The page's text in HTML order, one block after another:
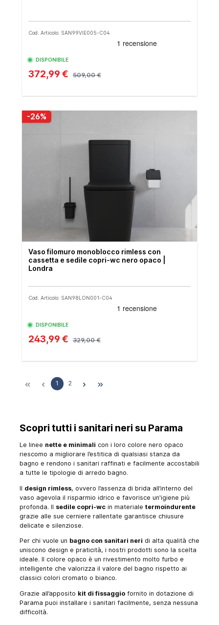
Cod. Articolo: SAN99VIE005-C04
DISPONIBILE
372,99 € 509,00 €
-26%
Vaso filomuro monoblocco rimless con
cassetta e sedile copri-wc nero opaco |
Londra
Cod. Articolo: SAN98LON001-C04
DISPONIBILE
243,99 € 329,00 €
1 2
Scopri tutti i sanitari neri su Parama
Le linee nette e minimali con i loro colore nero opaco
riescomo a migliorare l’estitica di qualsiasi stanza da
bagno e rendono i sanitari raffinati e facilmente accostabili
a tutte le tipologie di arredo bagno.
Il design rimless, ovvero l’assenza di brida all’interno del
vaso agevola il risparmio idrico e favorisce un'igiene più
profonda. Il sedile copri-wc in materiale termoindurente
grazie alle sue cerniere rallentate garantisce chiusure
delicate e silenziose.
Per chi vuole un bagno con sanitari neri di alta qualità che
uniscono design e praticità, i nostri prodotti sono la scelta
ideale. Il colore opaco è un rivestimento molto furbo e
intelligente che valorizza il valore del bagno rispetto ai
classici colori cromato o bianco.
Grazie all’apposito kit di fissaggio fornito in dotazione di
Parama puoi installare i sanitari facilmente, senza nessuna
difficoltà.